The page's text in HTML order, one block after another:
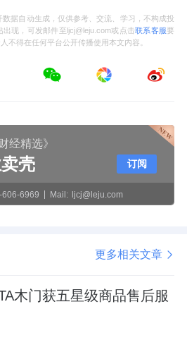
数据自动生成，仅供参考、交流、学习，不构成投
现，可发邮件至ljcj@leju.com或点击联系客服要
不得在任何平台公开传播使用本文内容。
经精选》
壳
606-6969 Mail: ljcj@leju.com
订阅
更多相关文章
木门获五星级商品售后服